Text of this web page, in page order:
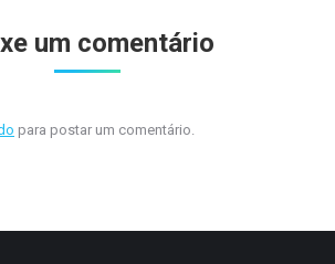
um comentário
para postar um comentário.